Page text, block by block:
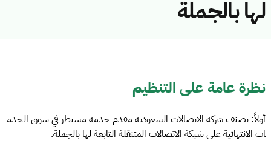
لها بالجملة
نظرة عامة على التنظيم
أولاً: تصنف شركة الاتصالات السعودية مقدم خدمة مسيطر في سوق الخدم
ات الانتهائية على شبكة الاتصالات المتنقلة التابعة لها بالجملة.